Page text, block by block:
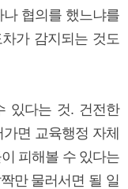
협의를 했느냐를
가 감지되는 것도
있다는 것. 건전한
면 교육행정 자체
피해볼 수 있다는
만 물러서면 될 일